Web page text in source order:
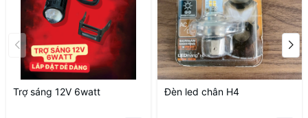
Trợ sáng 12V 6watt Đèn led chân H4